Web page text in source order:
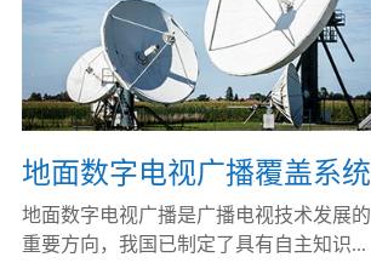
地面数字电视广播覆盖系统
地面数字电视广播是广播电视技术发展的
重要方向，我国已制定了具有自主知识...